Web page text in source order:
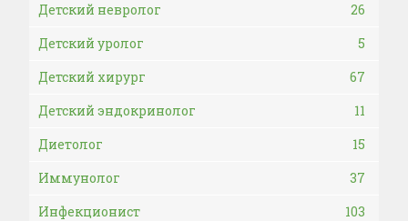
Детский невролог
26
Детский уролог
5
Детский хирург
67
Детский эндокринолог
11
Диетолог
15
Иммунолог
37
Инфекционист
103